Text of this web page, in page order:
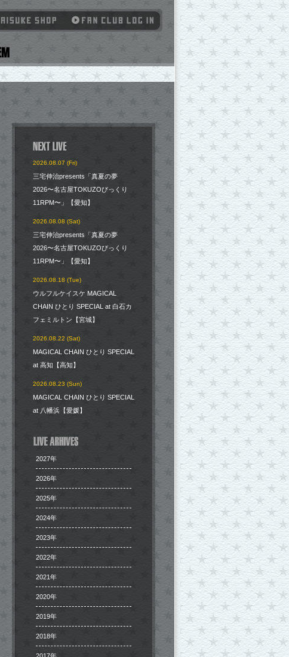
2026.08.07 (Fri)
三宅伸治presents「真夏の夢
2026〜名古屋TOKUZOびっくり
11RPM〜」【愛知】
2026.08.08 (Sat)
三宅伸治presents「真夏の夢
2026〜名古屋TOKUZOびっくり
11RPM〜」【愛知】
2026.08.18 (Tue)
ウルフルケイスケ MAGICAL
CHAIN ひとり SPECIAL at 白石カ
フェミルトン【宮城】
2026.08.22 (Sat)
MAGICAL CHAIN ひとり SPECIAL
at 高知【高知】
2026.08.23 (Sun)
MAGICAL CHAIN ひとり SPECIAL
at 八幡浜【愛媛】
2027年
2026年
2025年
2024年
2023年
2022年
2021年
2020年
2019年
2018年